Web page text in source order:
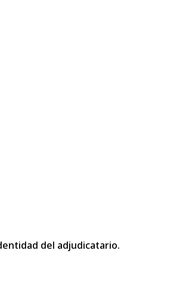
del adjudicatario.